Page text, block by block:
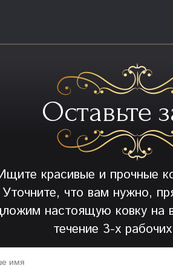
Оставьте
красивые и прочные
Уточните, что вам нужно,
настоящую ковку на
течение 3-х